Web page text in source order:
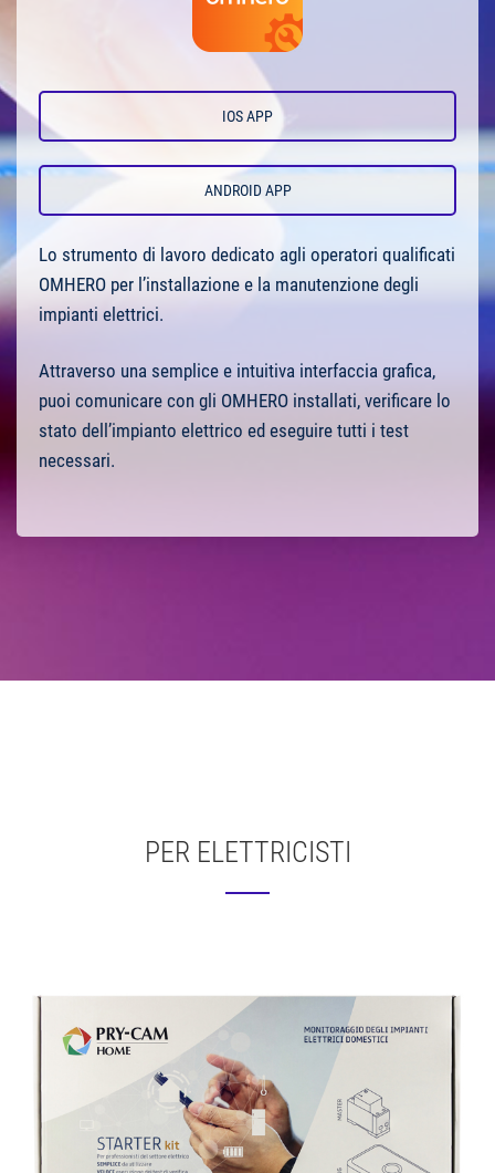
IOS APP
ANDROID APP
Lo strumento di lavoro dedicato agli operatori qualificati
OMHERO per l’installazione e la manutenzione degli
impianti elettrici.
Attraverso una semplice e intuitiva interfaccia grafica,
puoi comunicare con gli OMHERO installati, verificare lo
stato dell’impianto elettrico ed eseguire tutti i test
necessari.
PER ELETTRICISTI